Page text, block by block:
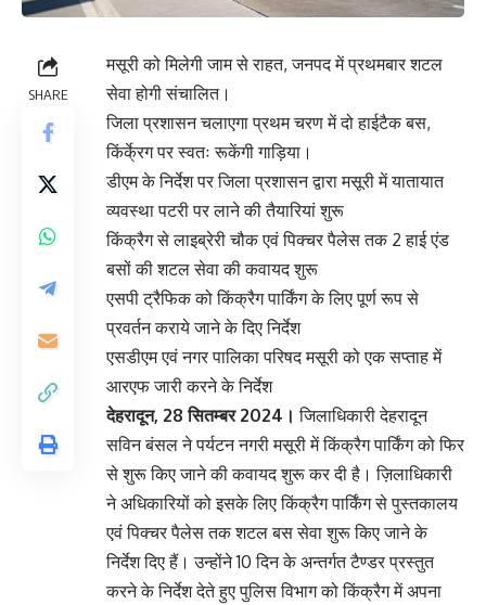
SHARE
मसूरी को मिलेगी जाम से राहत, जनपद में प्रथमबार शटल
सेवा होगी संचालित।
जिला प्रशासन चलाएगा प्रथम चरण में दो हाईटैक बस,
किंर्के्रग पर स्वतः रूकेंगी गाड़िया।
डीएम के निर्देश पर जिला प्रशासन द्वारा मसूरी में यातायात
व्यवस्था पटरी पर लाने की तैयारियां शुरू
किंक्रैग से लाइब्रेरी चौक एवं पिक्चर पैलेस तक 2 हाई एंड
बसों की शटल सेवा की कवायद शुरू
एसपी ट्रैफिक को किंक्रैग पार्किंग के लिए पूर्ण रूप से
प्रवर्तन कराये जाने के दिए निर्देश
एसडीएम एवं नगर पालिका परिषद मसूरी को एक सप्ताह में
आरएफ जारी करने के निर्देश
देहरादून, 28 सितम्बर 2024। जिलाधिकारी देहरादून
सविन बंसल ने पर्यटन नगरी मसूरी में किंक्रैग पार्किंग को फिर
से शुरू किए जाने की कवायद शुरू कर दी है। ज़िलाधिकारी
ने अधिकारियों को इसके लिए किंक्रैग पार्किंग से पुस्तकालय
एवं पिक्चर पैलेस तक शटल बस सेवा शुरू किए जाने के
निर्देश दिए हैं। उन्होंने 10 दिन के अन्तर्गत टैण्डर प्रस्तुत
करने के निर्देश देते हुए पुलिस विभाग को किंक्रैग में अपना